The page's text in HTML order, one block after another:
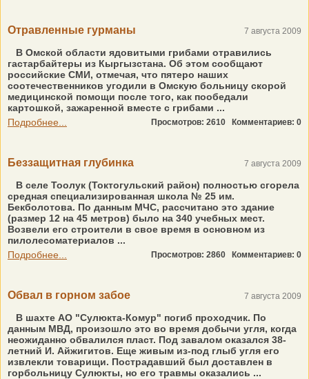
Отравленные гурманы 7 августа 2009
В Омской области ядовитыми грибами отравились
гастарбайтеры из Кыргызстана. Об этом сообщают
российские СМИ, отмечая, что пятеро наших
соотечественников угодили в Омскую больницу скорой
медицинской помощи после того, как пообедали
картошкой, зажаренной вместе с грибами ...
Подробнее...
Просмотров: 2610 Комментариев: 0
Беззащитная глубинка 7 августа 2009
В селе Тоолук (Токтогульский район) полностью сгорела
средная специализированная школа № 25 им.
Бекболотова. По данным МЧС, рассчитано это здание
(размер 12 на 45 метров) было на 340 учебных мест.
Возвели его строители в свое время в основном из
пилолесоматериалов ...
Подробнее...
Просмотров: 2860 Комментариев: 0
Обвал в горном забое 7 августа 2009
В шахте АО "Сулюкта-Комур" погиб проходчик. По
данным МВД, произошло это во время добычи угля, когда
неожиданно обвалился пласт. Под завалом оказался 38-
летний И. Айжигитов. Еще живым из-под глыб угля его
извлекли товарищи. Пострадавший был доставлен в
горбольницу Сулюкты, но его травмы оказались ...